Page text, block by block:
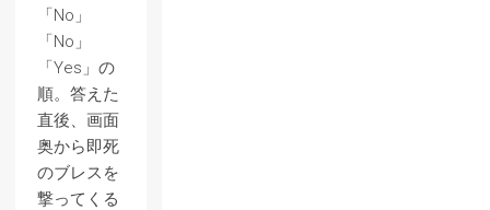
「No」
「No」
「Yes」の
順。答えた
直後、画面
奥から即死
のブレスを
撃ってくる